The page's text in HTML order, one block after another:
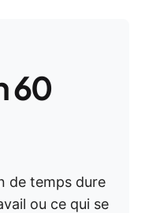
60
de temps dure
ou ce qui se